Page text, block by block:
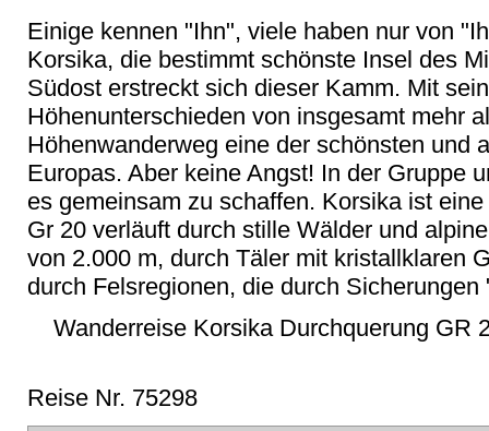
Einige kennen "Ihn", viele haben nur von
Korsika, die bestimmt schönste Insel des
Südost erstreckt sich dieser Kamm. Mit
Höhenunterschieden von insgesamt mehr
Höhenwanderweg eine der schönsten und
Europas. Aber keine Angst! In der Gruppe
es gemeinsam zu schaffen. Korsika ist
Gr 20 verläuft durch stille Wälder und
von 2.000 m, durch Täler mit kristallklaren
durch Felsregionen, die durch
Wanderreise Korsika Durchquerung GR
Reise Nr. 75298